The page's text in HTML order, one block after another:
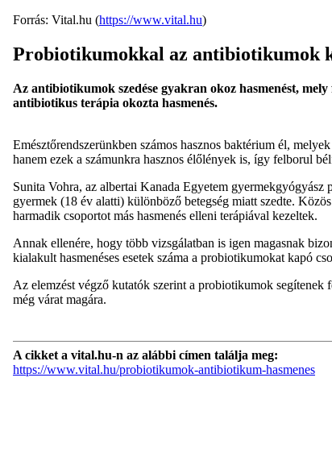
Forrás: Vital.hu (https://www.vital.hu)
Probiotikumokkal az antibiotikumok
Az antibiotikumok szedése gyakran okoz hasmenést,
antibiotikus terápia okozta hasmenés.
Emésztőrendszerünkben számos hasznos baktérium él,
hanem ezek a számunkra hasznos élőlények is, így felborul
Sunita Vohra, az albertai Kanada Egyetem gyermekgyógyász
gyermek (18 év alatti) különböző betegség miatt szedte.
harmadik csoportot más hasmenés elleni terápiával kezeltek.
Annak ellenére, hogy több vizsgálatban is igen magasnak
kialakult hasmenéses esetek száma a probiotikumokat kapó
Az elemzést végző kutatók szerint a probiotikumok segítenek
még várat magára.
A cikket a vital.hu-n az alábbi címen találja meg:
https://www.vital.hu/probiotikumok-antibiotikum-hasmenes